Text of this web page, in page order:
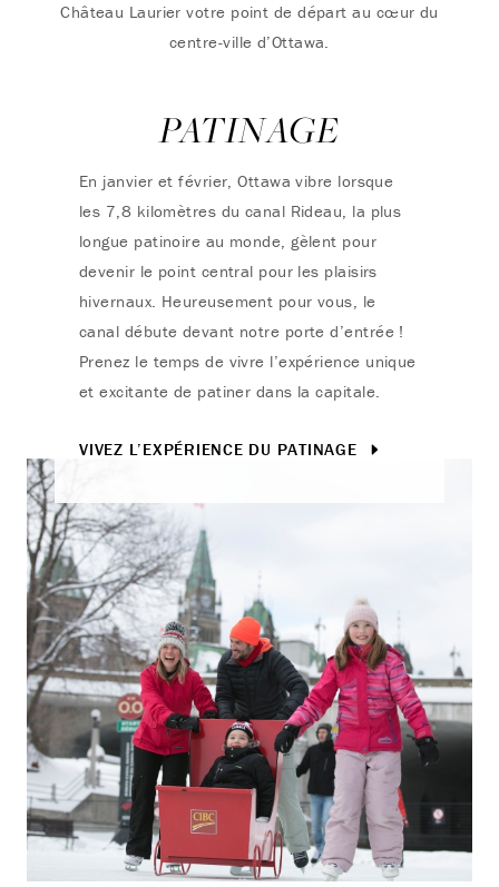
Château Laurier votre point de départ au cœur du
centre-ville d’Ottawa.
PATINAGE
En janvier et février, Ottawa vibre lorsque
les 7,8 kilomètres du canal Rideau, la plus
longue patinoire au monde, gèlent pour
devenir le point central pour les plaisirs
hivernaux. Heureusement pour vous, le
canal débute devant notre porte d’entrée !
Prenez le temps de vivre l’expérience unique
et excitante de patiner dans la capitale.
VIVEZ L’EXPÉRIENCE DU PATINAGE